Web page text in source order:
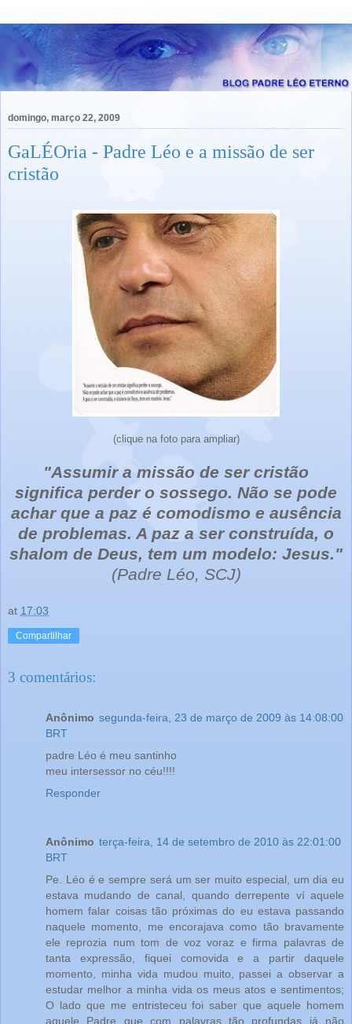
domingo, março 22, 2009
GaLÉOria - Padre Léo e a missão de ser
cristão
(clique na foto para ampliar)
"Assumir a missão de ser cristão
significa perder o sossego. Não se pode
achar que a paz é comodismo e ausência
de problemas. A paz a ser construída, o
shalom de Deus, tem um modelo: Jesus."
(Padre Léo, SCJ)
at 17:03
Compartilhar
3 comentários:
Anônimo segunda-feira, 23 de março de 2009 às 14:08:00
BRT
padre Léo é meu santinho
meu intersessor no céu!!!!
Responder
Anônimo terça-feira, 14 de setembro de 2010 às 22:01:00
BRT
Pe. Léo é e sempre será um ser muito especial, um dia eu
estava mudando de canal, quando derrepente ví aquele
homem falar coisas tão próximas do eu estava passando
naquele momento, me encorajava como tão bravamente
ele reprozia num tom de voz voraz e firma palavras de
tanta expressão, fiquei comovida e a partir daquele
momento, minha vida mudou muito, passei a observar a
estudar melhor a minha vida os meus atos e sentimentos;
O lado que me entristeceu foi saber que aquele homem
aquele Padre que com palavras tão profundas já não